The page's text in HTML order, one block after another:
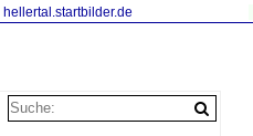
hellertal.startbilder.de